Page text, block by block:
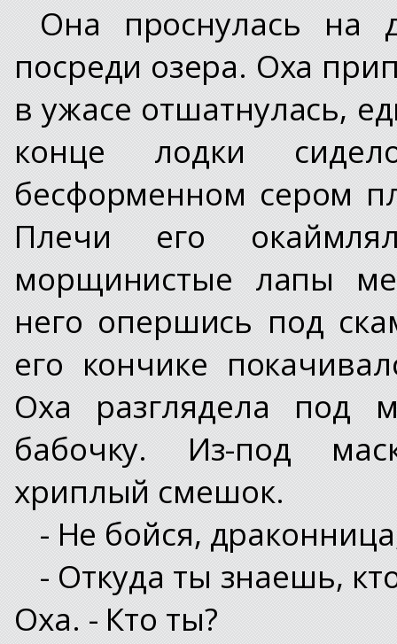
Она проснулась на
посреди озера. Оха
в ужасе отшатнулась,
конце лодки
бесформенном сером
Плечи его
морщинистые лапы
него опершись под
его кончике
Оха разглядела под
бабочку. Из-под
хриплый смешок.
- Не бойся,
- Откуда ты знаешь,
Оха. - Кто ты?